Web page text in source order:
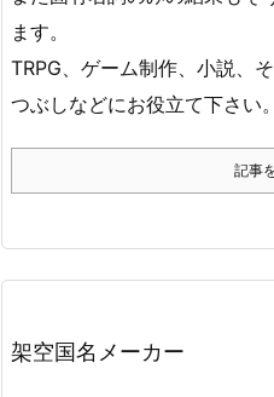
ます。
TRPG、ゲーム制作、小説、
つぶしなどにお役立て下さい。
記事
架空国名メーカー